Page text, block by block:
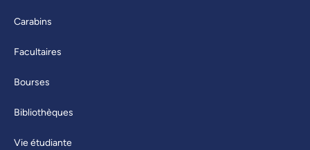
Carabins
Facultaires
Bourses
Bibliothèques
Vie étudiante